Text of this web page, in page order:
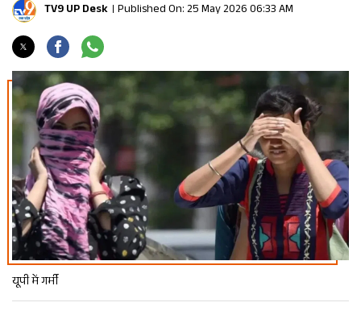
TV9 UP Desk Published On: 25 May 2026 06:33 AM
यूपी में गर्मी